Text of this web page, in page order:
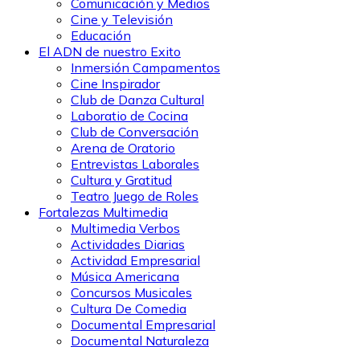
Comunicación y Medios
Cine y Televisión
Educación
El ADN de nuestro Exito
Inmersión Campamentos
Cine Inspirador
Club de Danza Cultural
Laboratio de Cocina
Club de Conversación
Arena de Oratorio
Entrevistas Laborales
Cultura y Gratitud
Teatro Juego de Roles
Fortalezas Multimedia
Multimedia Verbos
Actividades Diarias
Actividad Empresarial
Música Americana
Concursos Musicales
Cultura De Comedia
Documental Empresarial
Documental Naturaleza